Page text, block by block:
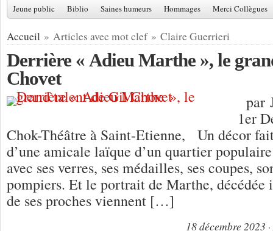
Jeune public Biblio Saines humeurs Hommages Merci Collègues
Accueil » Articles avec mot clef » Claire Guerrieri
Derrière « Adieu Marthe », le
Chovet
par
1er
Chok-Théâtre à Saint-Etienne, Un décor
d’une amicale laïque d’un quartier
avec ses verres, ses médailles, ses coupes,
pompiers. Et le portrait de Marthe, décédée
de ses proches viennent […]
18 décembre 2023